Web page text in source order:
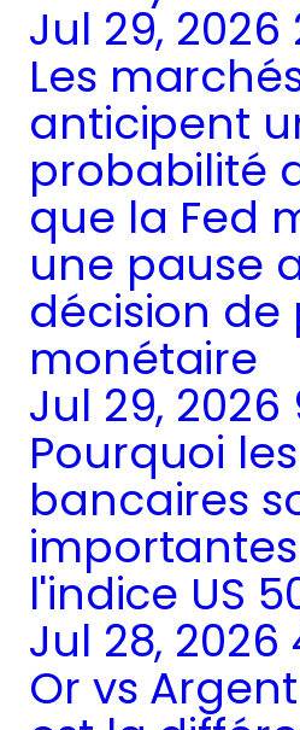
Jul 29, 2026
Les
anticipent
probabilité
que la Fed
une pause
décision de
monétaire
Jul 29, 2026
Pourquoi
bancaires
l'indice US
Jul 28, 2026
Or vs